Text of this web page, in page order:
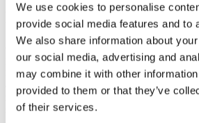
We use cookies to personalise
provide social media features and to
We also share information about
our social media, advertising and
may combine it with other information
provided to them or that they’ve
of their services.
Dotaz
dobrý den, mám na Vás dotaz, zda
podlahové vytápění ze zdravotního
nevypařují z krytiny do ovzduší chemické
a zda máte nějaký certifikát, který toto
zajímalo, zda je povrch krytiny
slunečního záření. Děkuji za odpověď.